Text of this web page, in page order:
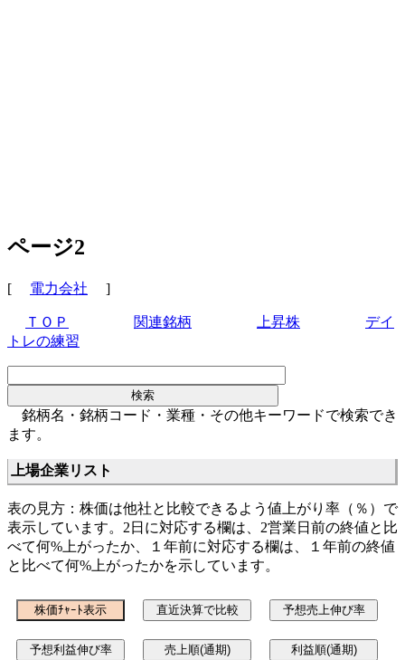
ページ2
[ 電力会社 ]
ＴＯＰ 関連銘柄 上昇株
デイ
トレの練習
銘柄名・銘柄コード・業種・その他キーワードで検索でき
ます。
上場企業リスト
表の見方：株価は他社と比較できるよう値上がり率（％）で
表示しています。2日に対応する欄は、2営業日前の終値と比
べて何%上がったか、１年前に対応する欄は、１年前の終値
と比べて何%上がったかを示しています。